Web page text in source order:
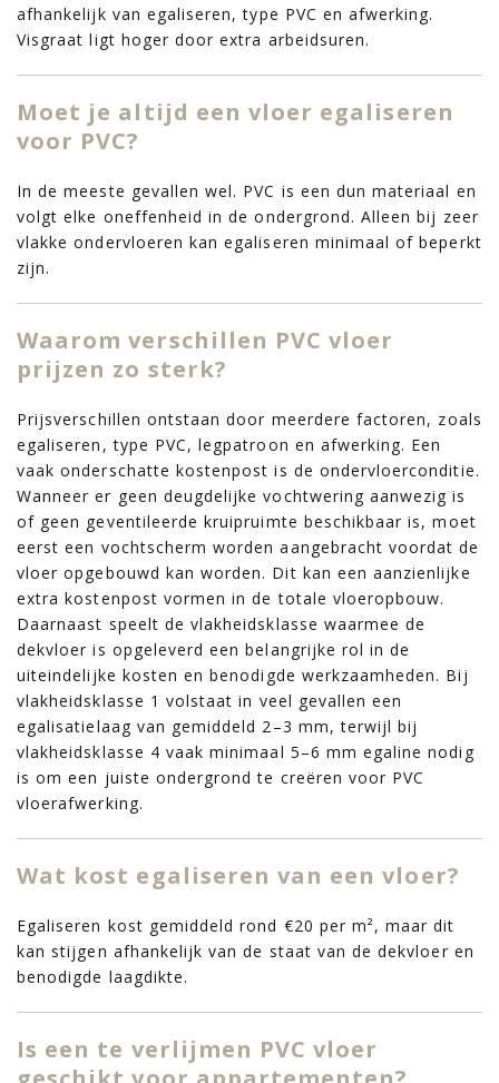
afhankelijk van egaliseren, type PVC en afwerking.
Visgraat ligt hoger door extra arbeidsuren.
Moet je altijd een vloer egaliseren
voor PVC?
In de meeste gevallen wel. PVC is een dun materiaal en
volgt elke oneffenheid in de ondergrond. Alleen bij zeer
vlakke ondervloeren kan egaliseren minimaal of beperkt
zijn.
Waarom verschillen PVC vloer
prijzen zo sterk?
Prijsverschillen ontstaan door meerdere factoren, zoals
egaliseren, type PVC, legpatroon en afwerking. Een
vaak onderschatte kostenpost is de ondervloerconditie.
Wanneer er geen deugdelijke vochtwering aanwezig is
of geen geventileerde kruipruimte beschikbaar is, moet
eerst een vochtscherm worden aangebracht voordat de
vloer opgebouwd kan worden. Dit kan een aanzienlijke
extra kostenpost vormen in de totale vloeropbouw.
Daarnaast speelt de vlakheidsklasse waarmee de
dekvloer is opgeleverd een belangrijke rol in de
uiteindelijke kosten en benodigde werkzaamheden. Bij
vlakheidsklasse 1 volstaat in veel gevallen een
egalisatielaag van gemiddeld 2–3 mm, terwijl bij
vlakheidsklasse 4 vaak minimaal 5–6 mm egaline nodig
is om een juiste ondergrond te creëren voor PVC
vloerafwerking.
Wat kost egaliseren van een vloer?
Egaliseren kost gemiddeld rond €20 per m², maar dit
kan stijgen afhankelijk van de staat van de dekvloer en
benodigde laagdikte.
Is een te verlijmen PVC vloer